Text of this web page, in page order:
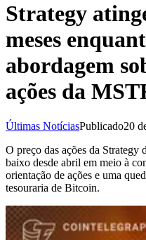
Strategy
meses
abordagem
ações da
Últimas NotíciasPublicado20
O preço das ações da Strategy
baixo desde abril em meio à
orientação de ações e uma
tesouraria de Bitcoin.